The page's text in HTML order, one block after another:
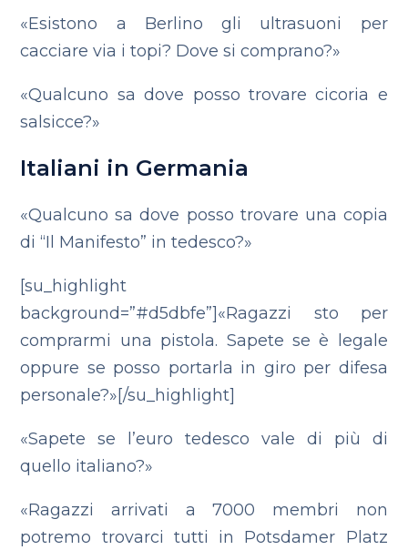
«Esistono a Berlino gli ultrasuoni per
cacciare via i topi? Dove si comprano?»
«Qualcuno sa dove posso trovare cicoria e
salsicce?»
Italiani in Germania
«Qualcuno sa dove posso trovare una copia
di “Il Manifesto” in tedesco?»
[su_highlight
background=”#d5dbfe”]«Ragazzi sto per
comprarmi una pistola. Sapete se è legale
oppure se posso portarla in giro per difesa
personale?»[/su_highlight]
«Sapete se l’euro tedesco vale di più di
quello italiano?»
«Ragazzi arrivati a 7000 membri non
potremo trovarci tutti in Potsdamer Platz